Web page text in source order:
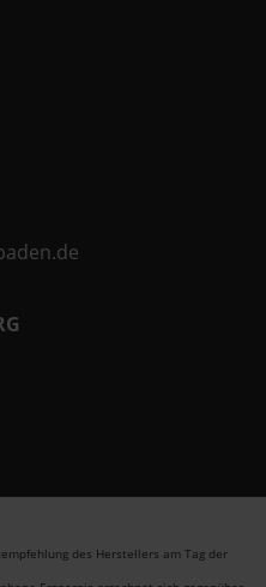
des Herstellers am Tag der